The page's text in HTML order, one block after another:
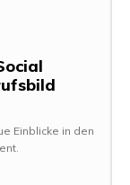
Einblicke in den